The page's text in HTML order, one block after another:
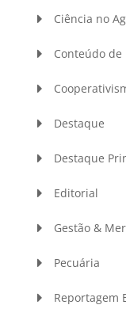
Ciência no
Conteúdo de
Destaque
Destaque
Editorial
Gestão &
Pecuária
Reportagem